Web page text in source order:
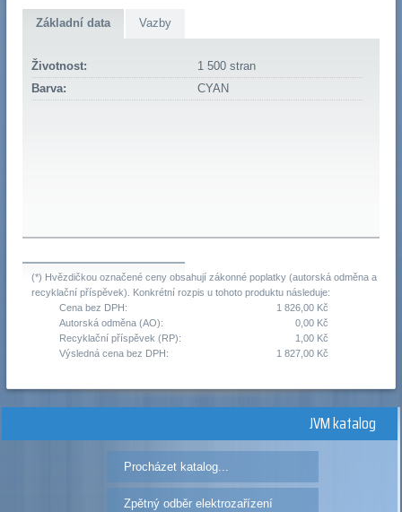
Základní data Vazby
Životnost:
1 500 stran
Barva:
CYAN
(*) Hvězdičkou označené ceny obsahují zákonné poplatky (autorská odměna a
recyklační příspěvek). Konkrétní rozpis u tohoto produktu následuje:
Cena bez DPH:
1 826,00 Kč
Autorská odměna (AO):
0,00 Kč
Recyklační příspěvek (RP):
1,00 Kč
Výsledná cena bez DPH:
1 827,00 Kč
JVM katalog
Procházet katalog...
Zpětný odběr elektrozařízení